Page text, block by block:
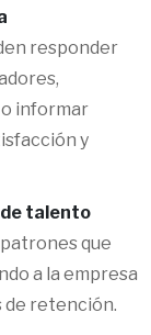
responder
informar
y
talento
que
a la empresa
retención.